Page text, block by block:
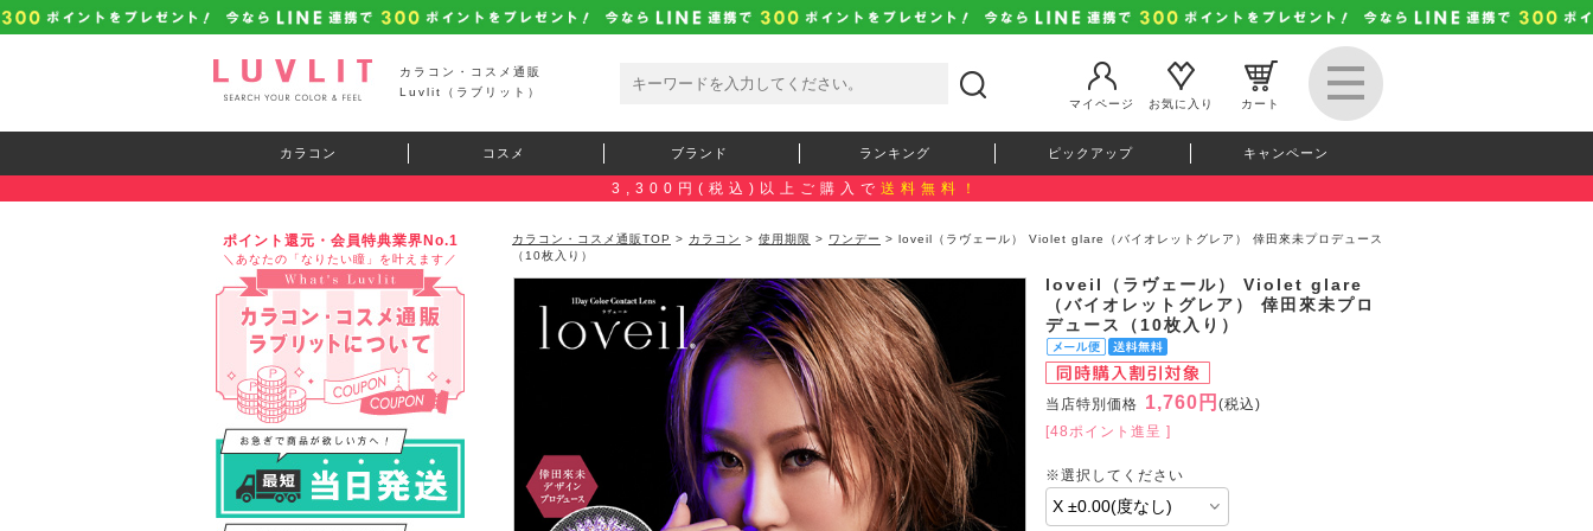
カラコン・コスメ通販
Luvlit（ラブリット）
マイページ
お気に入り カート
カラコン コスメ ブランド ランキング ピックアップ キャンペーン
3,300円(税込)以上ご購入で 送料無料！
ポイント還元・会員特典業界No.1
＼あなたの「なりたい瞳」を叶えます／
カラコン・コスメ通販TOP > カラコン > 使用期限 > ワンデー > loveil（ラヴェール） Violet glare（バイオレットグレア） 倖田來未プロデュース
（10枚入り）
loveil（ラヴェール） Violet glare
（バイオレットグレア） 倖田來未プロ
デュース（10枚入り）
当店特別価格 1,760円 (税込)
[48ポイント進呈 ]